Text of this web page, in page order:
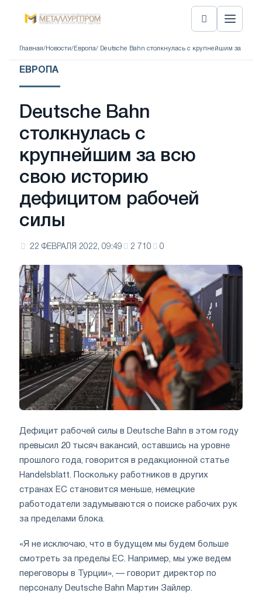
Главная/ Новости/ Европа/ Deutsche Bahn столкнулась с крупнейшим за всю
ЕВРОПА
Deutsche Bahn
столкнулась с
крупнейшим за всю
свою историю
дефицитом рабочей
силы
22 ФЕВРАЛЯ 2022, 09:49 2 710 0
Дефицит рабочей силы в Deutsche Bahn в этом году
превысил 20 тысяч вакансий, оставшись на уровне
прошлого года, говорится в редакционной статье
Handelsblatt. Поскольку работников в других
странах ЕС становится меньше, немецкие
работодатели задумываются о поиске рабочих рук
за пределами блока.
«Я не исключаю, что в будущем мы будем больше
смотреть за пределы ЕС. Например, мы уже ведем
переговоры в Турции», — говорит директор по
персоналу Deutsche Bahn Мартин Зайлер.